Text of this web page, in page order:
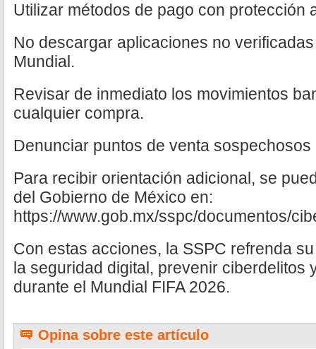
Utilizar métodos de pago con protección
No descargar aplicaciones no
Mundial.
Revisar de inmediato los movimientos
cualquier compra.
Denunciar puntos de venta
Para recibir orientación adicional, se
del Gobierno de México en:
https://www.gob.mx/sspc/documentos/
Con estas acciones, la SSPC refrenda
la seguridad digital, prevenir ciberdelitos
durante el Mundial FIFA 2026.
Opina sobre este artículo